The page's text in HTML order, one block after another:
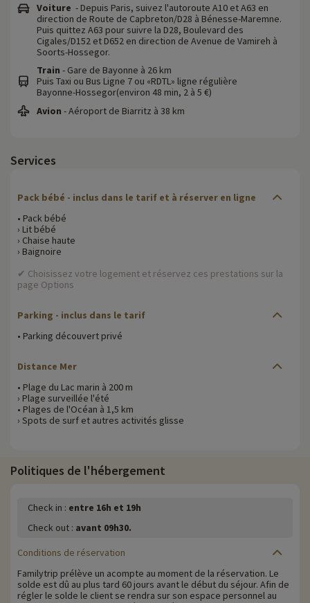
Voiture - Depuis Paris, suivez l'autoroute A10 et A63 en
direction de Route de Capbreton/D28 à Bénesse-Maremne.
Puis quittez A63 pour suivre la D28, Boulevard des
Cigales/D152 et D652 en direction de Avenue de Vamireh à
Soorts-Hossegor.
Train - Gare de Bayonne à 26 km
Puis Taxi ou Bus Ligne 7 ou «RDTL» ligne régulière
Bayonne-Hossegor(environ 48 min, 2 à 5 €)
Avion - Aéroport de Biarritz à 38 km
Services
Pack bébé - inclus dans le tarif et à réserver en ligne
• Pack bébé
› Lit bébé
› Chaise haute
› Baignoire
✔ Choisissez votre logement et réservez ces prestations sur la
page Options
Parking - inclus dans le tarif
• Parking découvert privé
Distance Mer
• Plage du Lac marin à 200 m
› Plage surveillée l'été
• Plages de l'Océan à 1,5 km
› Spots de surf et autres activités glisse
Politiques de l'hébergement
Check in : entre 16h et 19h
Check out : avant 09h30.
Conditions de réservation
Familytrip prélève un acompte au moment de la réservation. Le
solde est dû au plus tard 60 jours avant le début du séjour. Afin de
régler le solde le client se rendra sur son espace personnel au